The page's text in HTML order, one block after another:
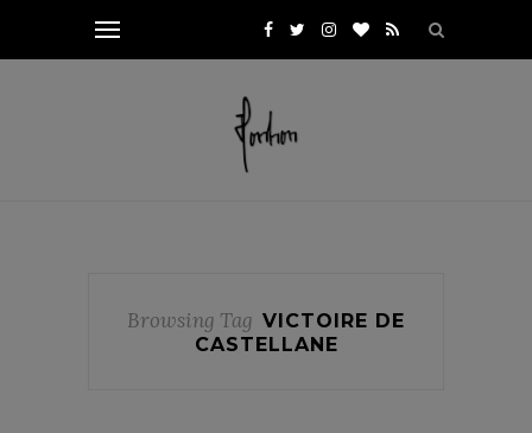
Browsing Tag VICTOIRE DE
CASTELLANE